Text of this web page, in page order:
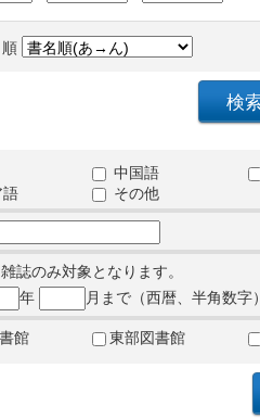
中国語
語 その他
誌のみ対象となります。
年 月まで（西暦、半角数字）
館 東部図書館